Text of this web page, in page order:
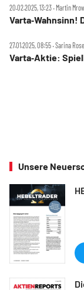
20.02.2025, 13:23 ‧ Martin
Varta‑Wahnsinn!
27.01.2025, 08:55 ‧ Sarina
Varta‑Aktie:
Unsere